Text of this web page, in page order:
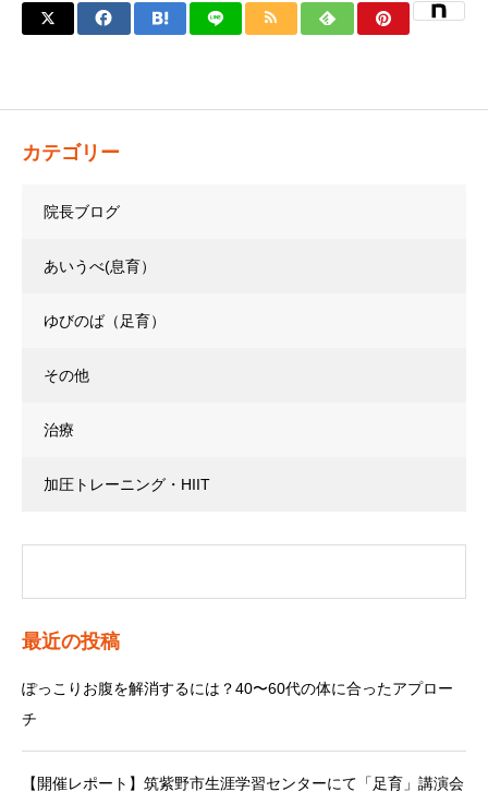
カテゴリー
院長ブログ
あいうべ(息育）
ゆびのば（足育）
その他
治療
加圧トレーニング・HIIT
最近の投稿
ぽっこりお腹を解消するには？40〜60代の体に合ったアプロー
チ
【開催レポート】筑紫野市生涯学習センターにて「足育」講演会